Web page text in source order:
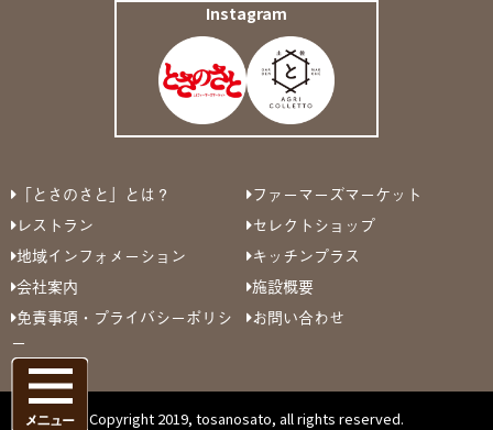
Instagram
「とさのさと」とは？
ファーマーズマーケット
レストラン
セレクトショップ
地域インフォメーション
キッチンプラス
会社案内
施設概要
免責事項・プライバシーポリシ
ー
お問い合わせ
Copyright 2019, tosanosato, all rights reserved.